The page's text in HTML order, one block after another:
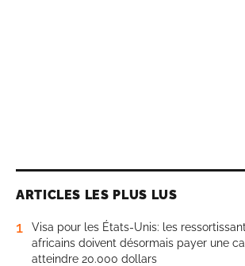
ARTICLES LES PLUS LUS
1
Visa pour les États-Unis: les
africains doivent désormais payer une
atteindre 20.000 dollars